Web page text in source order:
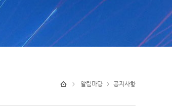
> 알림마당 > 공지사항